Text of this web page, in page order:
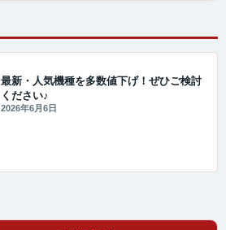
最新・人気機種を多数値下げ！ぜひご検討
ください♪
2026年6月6日